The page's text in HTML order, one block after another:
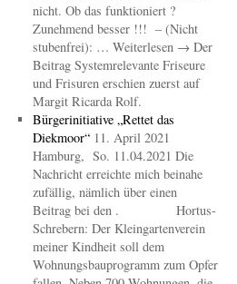
nicht. Ob das funktioniert ?
Zunehmend besser !!! – (Nicht
stubenfrei): … Weiterlesen → Der
Beitrag Systemrelevante Friseure
und Frisuren erschien zuerst auf
Margit Ricarda Rolf.
Bürgerinitiative „Rettet das
Diekmoor“ 11. April 2021
Hamburg, So. 11.04.2021 Die
Nachricht erreichte mich beinahe
zufällig, nämlich über einen
Beitrag bei den . Hortus-
Schrebern: Der Kleingartenverein
meiner Kindheit soll dem
Wohnungsbauprogramm zum Opfer